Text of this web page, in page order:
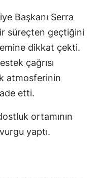
Başkanı Serra
süreçten geçtiğini
dikkat çekti.
çağrısı
atmosferinin
etti.
ortamının
yaptı.